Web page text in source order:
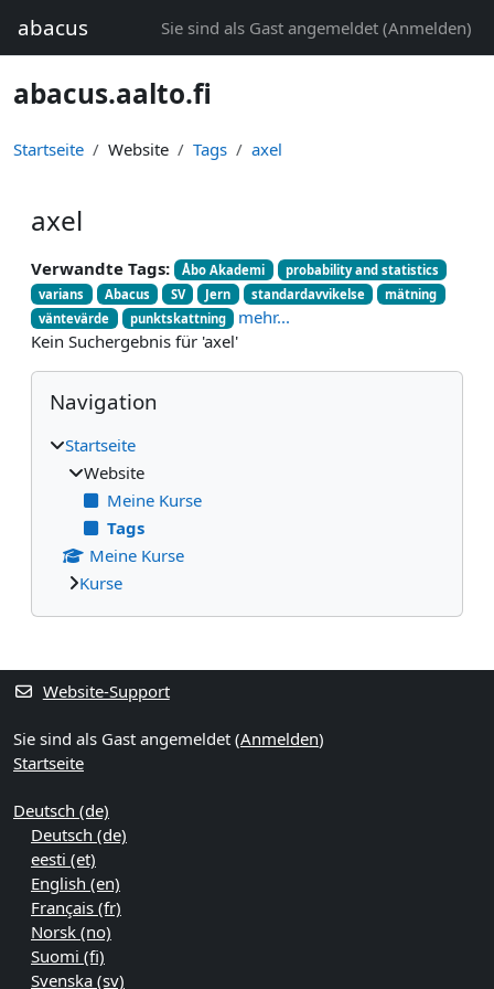
abacus Sie sind als Gast angemeldet (Anmelden)
abacus.aalto.fi
Startseite Website Tags axel
axel
Verwandte Tags: Åbo Akademi
probability and statistics
varians
Abacus SV Jern standardavvikelse
mätning
väntevärde
punktskattning
mehr...
Kein Suchergebnis für 'axel'
Blöcke
Navigation überspringen
Navigation
Startseite
Website
Meine Kurse
Tags
Meine Kurse
Kurse
Ergänzungsblöcke
Website-Support
Sie sind als Gast angemeldet (Anmelden)
Startseite
Deutsch ‎(de)‎
Deutsch ‎(de)‎
eesti ‎(et)‎
English ‎(en)‎
Français ‎(fr)‎
Norsk ‎(no)‎
Suomi ‎(fi)‎
Svenska ‎(sv)‎